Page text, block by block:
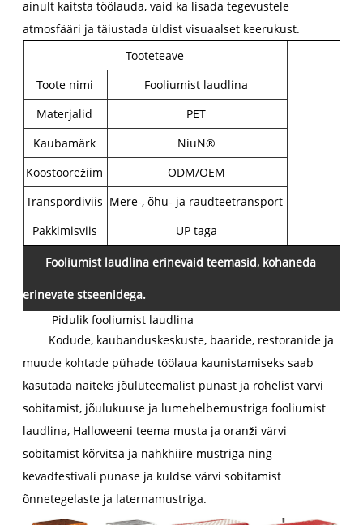
ainult kaitsta töölauda, ​​vaid ka lisada tegevustele
atmosfääri ja täiustada üldist visuaalset keerukust.
Tooteteave
Toote nimi
Fooliumist laudlina
Materjalid
PET
Kaubamärk
NiuN®
Koostöörežiim
ODM/OEM
Transpordiviis Mere-, õhu- ja raudteetransport
Pakkimisviis
UP taga
Fooliumist laudlina erinevaid teemasid, kohaneda
erinevate stseenidega.
Pidulik fooliumist laudlina
Kodude, kaubanduskeskuste, baaride, restoranide ja
muude kohtade pühade töölaua kaunistamiseks saab
kasutada näiteks jõuluteemalist punast ja rohelist värvi
sobitamist, jõulukuuse ja lumehelbemustriga fooliumist
laudlina, Halloweeni teema musta ja oranži värvi
sobitamist kõrvitsa ja nahkhiire mustriga ning
kevadfestivali punase ja kuldse värvi sobitamist
õnnetegelaste ja laternamustriga.